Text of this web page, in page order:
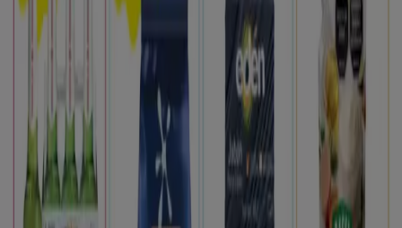
Tiendeo forma parte de Shopfully, la empresa